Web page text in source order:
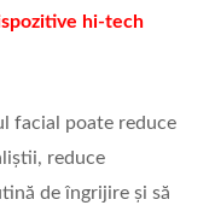
hi-tech
facial poate reduce
reduce
de îngrijire și să